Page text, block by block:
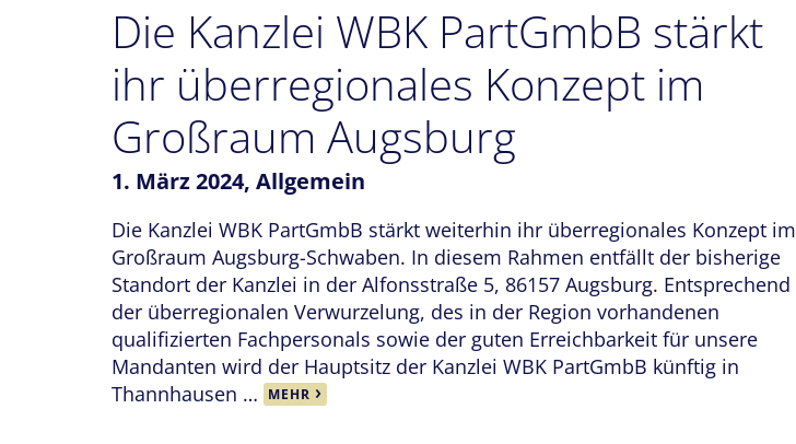
Die Kanzlei WBK PartGmbB stärkt
ihr überregionales Konzept im
Großraum Augsburg
1. März 2024, Allgemein
Die Kanzlei WBK PartGmbB stärkt weiterhin ihr überregionales Konzept im
Großraum Augsburg-Schwaben. In diesem Rahmen entfällt der bisherige
Standort der Kanzlei in der Alfonsstraße 5, 86157 Augsburg. Entsprechend
der überregionalen Verwurzelung, des in der Region vorhandenen
qualifizierten Fachpersonals sowie der guten Erreichbarkeit für unsere
Mandanten wird der Hauptsitz der Kanzlei WBK PartGmbB künftig in
Thannhausen …
MEHR